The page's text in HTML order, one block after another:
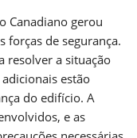
Canadiano gerou
forças de segurança.
resolver a situação
estão
do edifício. A
e as